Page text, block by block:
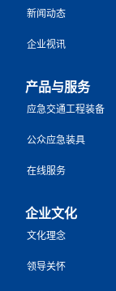
新闻动态
企业视讯
产品与服务
应急交通工程装备
公众应急装具
在线服务
企业文化
文化理念
领导关怀